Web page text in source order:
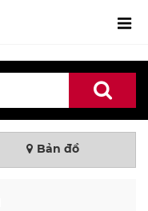
Bản đồ